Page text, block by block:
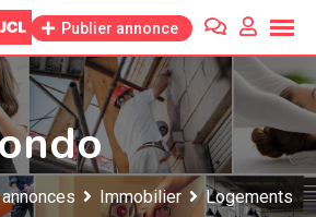
Publier annonce
Immobilier
Logements